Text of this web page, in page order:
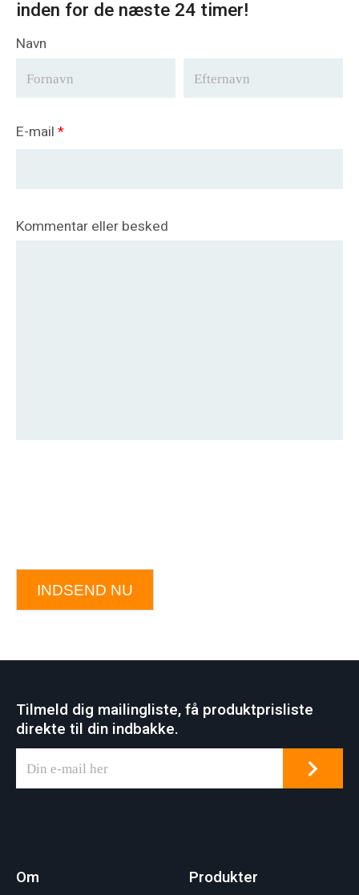
inden for de næste 24 timer!
Navn
E-mail *
Kommentar eller besked
INDSEND NU
Tilmeld dig mailingliste, få produktprisliste
direkte til din indbakke.
Om
Produkter